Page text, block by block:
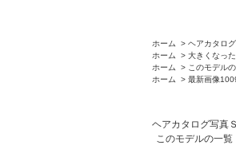
ホーム > ヘアカタロ
ホーム
> 大きくなっ
ホーム
> このモデル
ホーム
> 最新画像
ヘアカタログ写真
このモデルの一覧